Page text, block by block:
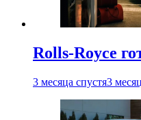
Rolls-Royce
3 месяца спустя3